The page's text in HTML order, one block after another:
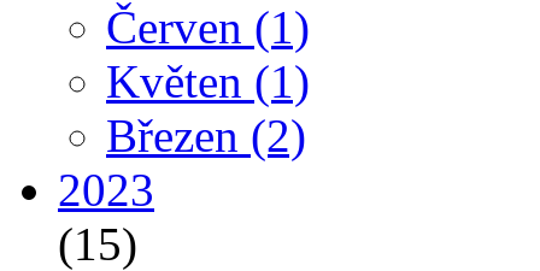
Červen (1)
Květen (1)
Březen (2)
2023
(15)